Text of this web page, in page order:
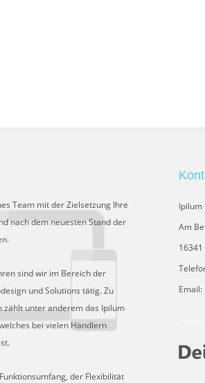
Team mit der Zielsetzung Ihre
nach dem neuesten Stand der
sind wir im Bereich der
und Solutions tätig. Zu
zählt unter anderem das Ipilum
bei vielen Händlern
der Flexibilität
Ipilum
Am